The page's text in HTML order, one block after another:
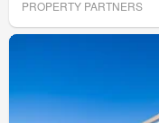
PROPERTY PARTNERS